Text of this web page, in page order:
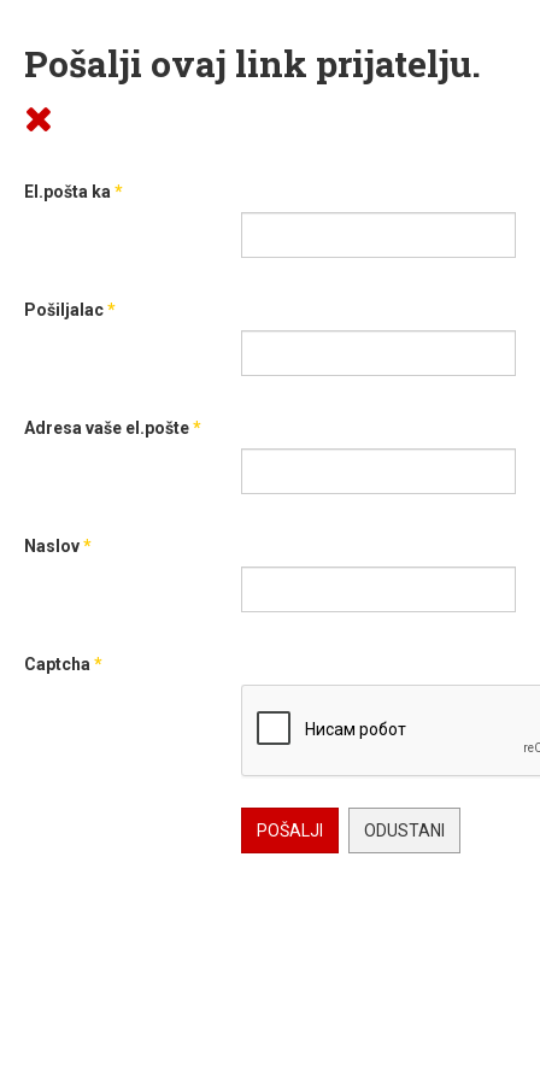
Pošalji ovaj link prijatelju.
El.pošta ka *
Pošiljalac*
Adresa vaše el.pošte*
Naslov*
Captcha *
POŠALJI ODUSTANI